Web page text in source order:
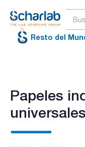
Resto del
Papeles